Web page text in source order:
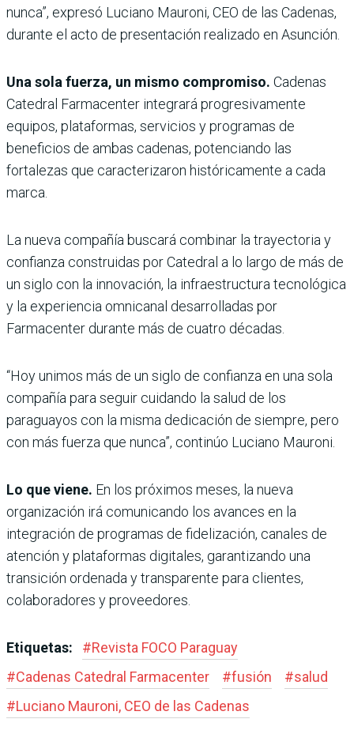
nunca”, expresó Luciano Mauroni, CEO de las Cadenas,
durante el acto de presentación realizado en Asunción.
Una sola fuerza, un mismo compromiso. Cadenas
Catedral Farmacenter integrará progresivamente
equipos, plataformas, servicios y programas de
beneficios de ambas cadenas, potenciando las
fortalezas que caracterizaron históricamente a cada
marca.
La nueva compañía buscará combinar la trayectoria y
confianza construidas por Catedral a lo largo de más de
un siglo con la innovación, la infraestructura tecnológica
y la experiencia omnicanal desarrolladas por
Farmacenter durante más de cuatro décadas.
“Hoy unimos más de un siglo de confianza en una sola
compañía para seguir cuidando la salud de los
paraguayos con la misma dedicación de siempre, pero
con más fuerza que nunca”, continúo Luciano Mauroni.
Lo que viene. En los próximos meses, la nueva
organización irá comunicando los avances en la
integración de programas de fidelización, canales de
atención y plataformas digitales, garantizando una
transición ordenada y transparente para clientes,
colaboradores y proveedores.
Etiquetas: #Revista FOCO Paraguay
#Cadenas Catedral Farmacenter #fusión #salud
#Luciano Mauroni, CEO de las Cadenas